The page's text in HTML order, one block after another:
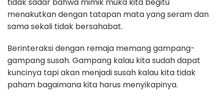
tidak sadar bahwa mimik muka kita begitu
menakutkan dengan tatapan mata yang seram dan
sama sekali tidak bersahabat.
Berinteraksi dengan remaja memang gampang-
gampang susah. Gampang kalau kita sudah dapat
kuncinya tapi akan menjadi susah kalau kita tidak
paham bagaimana kita harus menyikapinya.